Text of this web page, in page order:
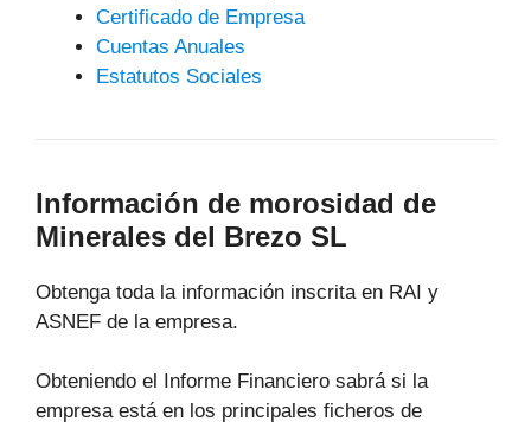
Certificado de Empresa
Cuentas Anuales
Estatutos Sociales
Información de morosidad de
Minerales del Brezo SL
Obtenga toda la información inscrita en RAI y
ASNEF de la empresa.
Obteniendo el Informe Financiero sabrá si la
empresa está en los principales ficheros de